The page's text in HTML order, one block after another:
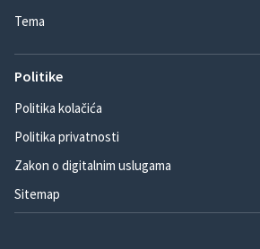
Tema
Politike
Politika kolačića
Politika privatnosti
Zakon o digitalnim uslugama
Sitemap